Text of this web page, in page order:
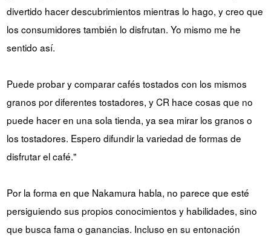
divertido hacer descubrimientos mientras lo hago, y creo que
los consumidores también lo disfrutan. Yo mismo me he
sentido así.
Puede probar y comparar cafés tostados con los mismos
granos por diferentes tostadores, y CR hace cosas que no
puede hacer en una sola tienda, ya sea mirar los granos o
los tostadores. Espero difundir la variedad de formas de
disfrutar el café."
Por la forma en que Nakamura habla, no parece que esté
persiguiendo sus propios conocimientos y habilidades, sino
que busca fama o ganancias. Incluso en su entonación